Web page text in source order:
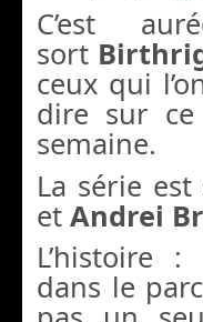
C’est
sort
ceux qui
dire sur
semaine.
La série est
et Andrei
L’histoire
dans le